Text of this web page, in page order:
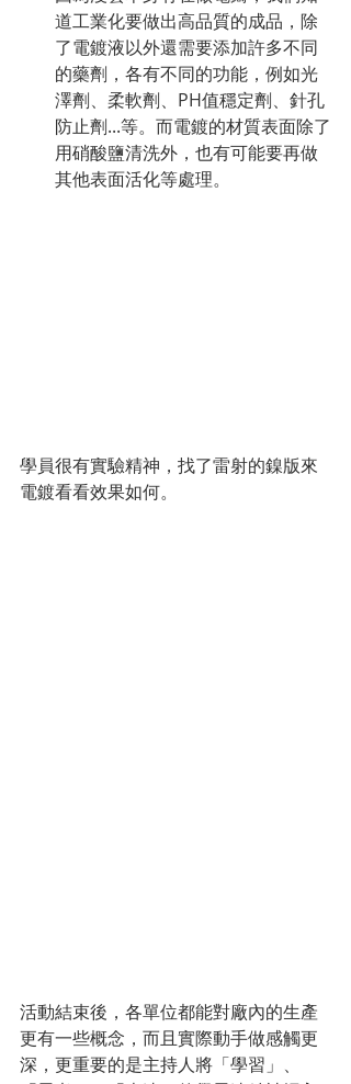
道工業化要做出高品質的成品，除
了電鍍液以外還需要添加許多不同
的藥劑，各有不同的功能，例如光
澤劑、柔軟劑、PH值穩定劑、針孔
防止劑...等。而電鍍的材質表面除了
用硝酸鹽清洗外，也有可能要再做
其他表面活化等處理。
學員很有實驗精神，找了雷射的鎳版來
電鍍看看效果如何。
活動結束後，各單位都能對廠內的生產
更有一些概念，而且實際動手做感觸更
深，更重要的是主持人將「學習」、